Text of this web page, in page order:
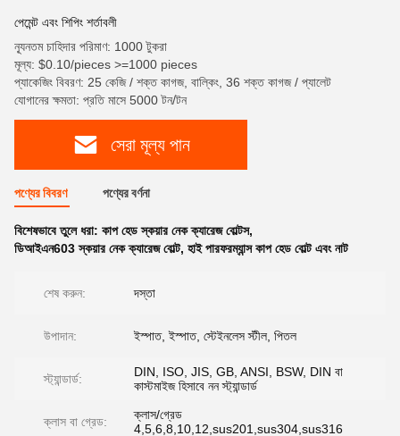
পেমেন্ট এবং শিপিং শর্তাবলী
ন্যূনতম চাহিদার পরিমাণ: 1000 টুকরা
মূল্য: $0.10/pieces >=1000 pieces
প্যাকেজিং বিবরণ: 25 কেজি / শক্ত কাগজ, বাল্কিং, 36 শক্ত কাগজ / প্যালেট
যোগানের ক্ষমতা: প্রতি মাসে 5000 টন/টন
সেরা মূল্য পান
পণ্যের বিবরণ পণ্যের বর্ণনা
বিশেষভাবে তুলে ধরা: কাপ হেড স্কয়ার নেক ক্যারেজ বোল্টস,
ডিআইএন603 স্কয়ার নেক ক্যারেজ বোল্ট, হাই পারফরম্যান্স কাপ হেড বোল্ট এবং নাট
শেষ করুন: দস্তা
উপাদান: ইস্পাত, ইস্পাত, স্টেইনলেস স্টীল, পিতল
স্ট্যান্ডার্ড:
DIN, ISO, JIS, GB, ANSI, BSW, DIN বা
কাস্টমাইজ হিসাবে নন স্ট্যান্ডার্ড
ক্লাস বা গ্রেড:
ক্লাস/গ্রেড
4,5,6,8,10,12,sus201,sus304,sus316